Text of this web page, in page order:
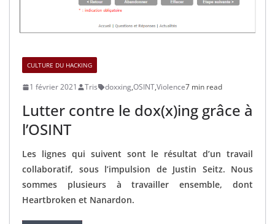
CULTURE DU HACKING
1 février 2021 Tris doxxing,OSINT,Violence7 min read
Lutter contre le dox(x)ing grâce à
l’OSINT
Les lignes qui suivent sont le résultat d’un travail
collaboratif, sous l’impulsion de Justin Seitz. Nous
sommes plusieurs à travailler ensemble, dont
Heartbroken et Nanardon.